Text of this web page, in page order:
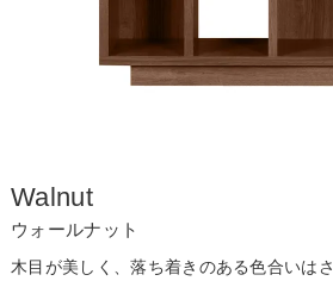
Walnut
ウォールナット
木目が美しく、落ち着きのある色合いはさ